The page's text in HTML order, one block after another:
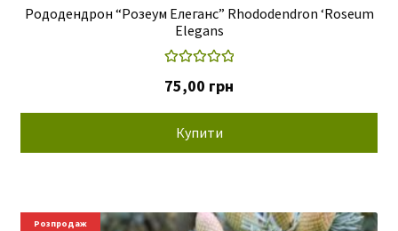
Рододендрон “Розеум Елеганс” Rhododendron ‘Roseum
Elegans
5.00з 5
75,00 грн
Купити
Розпродаж